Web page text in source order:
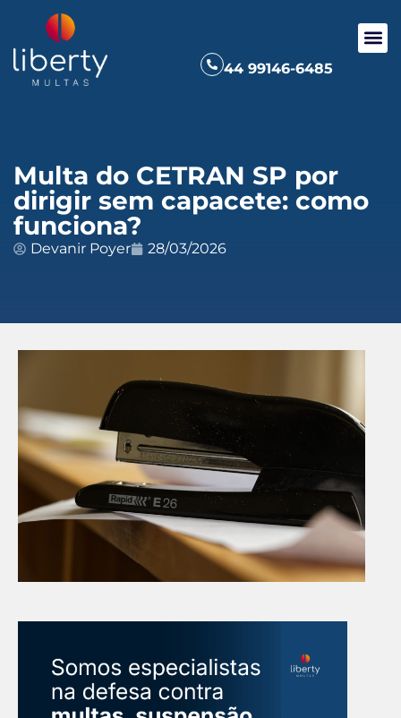
44 99146-6485
Multa do CETRAN SP por
dirigir sem capacete: como
funciona?
Devanir Poyer 28/03/2026